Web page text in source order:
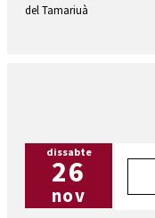
del Tamariuà
dissabte
26
nov